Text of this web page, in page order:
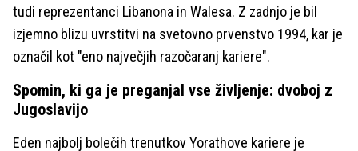
tudi reprezentanci Libanona in Walesa. Z zadnjo je bil
izjemno blizu uvrstitvi na svetovno prvenstvo 1994, kar je
označil kot "eno največjih razočaranj kariere".
Spomin, ki ga je preganjal vse življenje: dvoboj z
Jugoslavijo
Eden najbolj bolečih trenutkov Yorathove kariere je